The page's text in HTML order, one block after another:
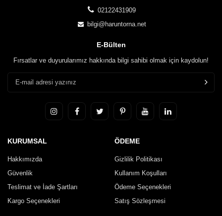
02122431909
bilgi@haruntorna.net
E-Bülten
Fırsatlar ve duyurularımız hakkında bilgi sahibi olmak için kaydolun!
KURUMSAL
Hakkımızda
Güvenlik
Teslimat ve İade Şartları
Kargo Seçenekleri
ÖDEME
Gizlilik Politikası
Kullanım Koşulları
Ödeme Seçenekleri
Satış Sözleşmesi